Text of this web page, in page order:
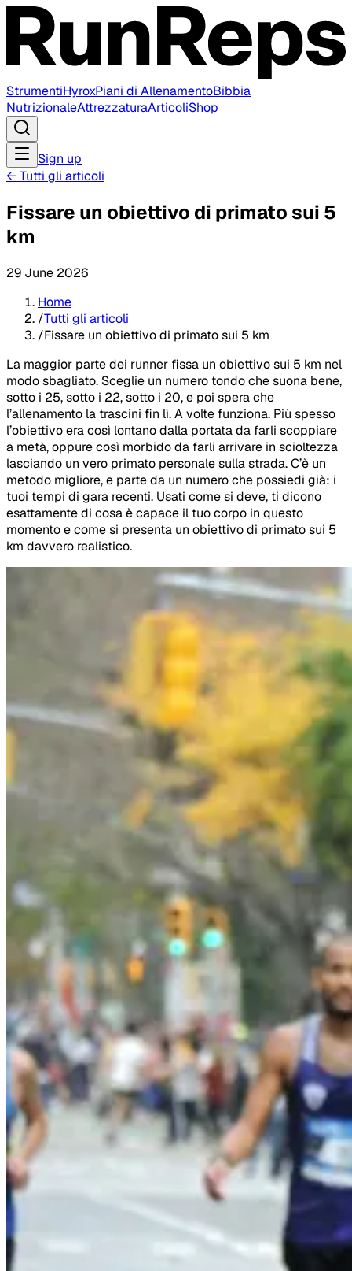
StrumentiHyroxPiani di AllenamentoBibbia
NutrizionaleAttrezzaturaArticoliShop
Sign up
← Tutti gli articoli
Fissare un obiettivo di primato sui 5
km
29 June 2026
Home
/Tutti gli articoli
/Fissare un obiettivo di primato sui 5 km
La maggior parte dei runner fissa un obiettivo sui 5 km nel
modo sbagliato. Sceglie un numero tondo che suona bene,
sotto i 25, sotto i 22, sotto i 20, e poi spera che
l’allenamento la trascini fin lì. A volte funziona. Più spesso
l’obiettivo era così lontano dalla portata da farli scoppiare
a metà, oppure così morbido da farli arrivare in scioltezza
lasciando un vero primato personale sulla strada. C’è un
metodo migliore, e parte da un numero che possiedi già: i
tuoi tempi di gara recenti. Usati come si deve, ti dicono
esattamente di cosa è capace il tuo corpo in questo
momento e come si presenta un obiettivo di primato sui 5
km davvero realistico.